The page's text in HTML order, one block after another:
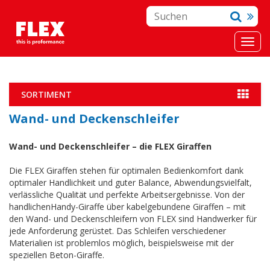
SORTIMENT
Wand- und Deckenschleifer
Wand- und Deckenschleifer – die FLEX Giraffen
Die FLEX Giraffen stehen für optimalen Bedienkomfort dank
optimaler Handlichkeit und guter Balance, Abwendungsvielfalt,
verlässliche Qualität und perfekte Arbeitsergebnisse. Von der
handlichenHandy-Giraffe über kabelgebundene Giraffen – mit
den Wand- und Deckenschleifern von FLEX sind Handwerker für
jede Anforderung gerüstet. Das Schleifen verschiedener
Materialien ist problemlos möglich, beispielsweise mit der
speziellen Beton-Giraffe.